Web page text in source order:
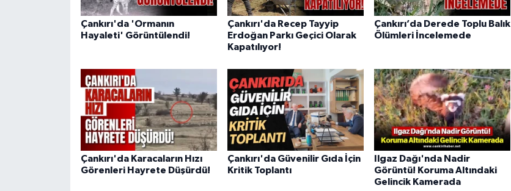
Çankırı'da 'Ormanın
Hayaleti' Görüntülendi!
Çankırı'da Recep Tayyip
Erdoğan Parkı Geçici Olarak
Kapatılıyor!
Çankırı’da Derede Toplu Balık
Ölümleri İncelemede
Çankırı'da Karacaların Hızı
Görenleri Hayrete Düşürdü!
Çankırı'da Güvenilir Gıda İçin
Kritik Toplantı
Ilgaz Dağı'nda Nadir
Görüntü! Koruma Altındaki
Gelincik Kamerada